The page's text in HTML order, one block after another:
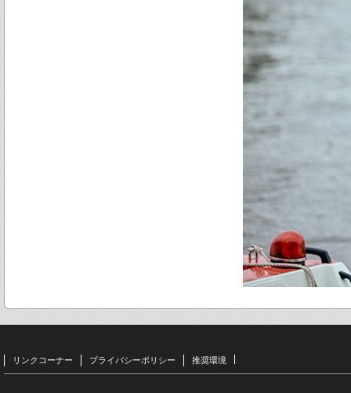
リンクコーナー プライバシーポリシー 推奨環境